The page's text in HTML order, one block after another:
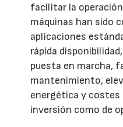
facilitar la
máquinas han sido
aplicaciones
rápida
puesta en marcha,
mantenimiento,
energética y
inversión como de